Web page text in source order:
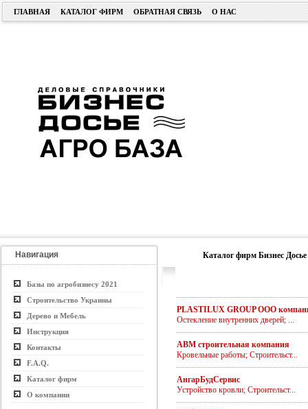
ГЛАВНАЯ КАТАЛОГ ФИРМ ОБРАТНАЯ СВЯЗЬ О НАС
Навигация
Базы по агробизнесу 2021
Строительство Украины
Дерево и Мебель
Инструкция
Контакты
F.A.Q.
Каталог фирм
О компании
Каталог фирм Бизнес Досье
PLASTILUX GROUP ООО
Остекление внутренних дверей; ...
АВМ строительная компания
Кровельные работы; Строительст...
АнгарБудСервис
Устройство кровли; Строительст...